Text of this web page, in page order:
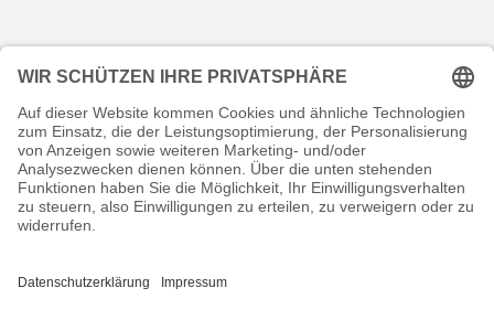
KONTAKT
RECHTLICHES